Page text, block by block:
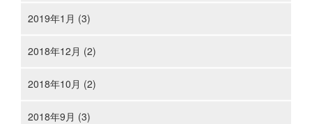
2019年1月 (3)
2018年12月 (2)
2018年10月 (2)
2018年9月 (3)